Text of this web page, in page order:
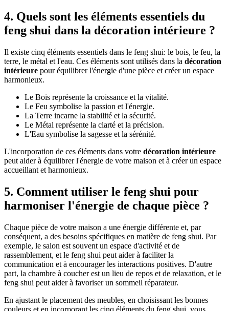
4. Quels sont les éléments essentiels du
feng shui dans la décoration intérieure ?
Il existe cinq éléments essentiels dans le feng shui: le bois, le feu, la
terre, le métal et l'eau. Ces éléments sont utilisés dans la décoration
intérieure pour équilibrer l'énergie d'une pièce et créer un espace
harmonieux.
Le Bois représente la croissance et la vitalité.
Le Feu symbolise la passion et l'énergie.
La Terre incarne la stabilité et la sécurité.
Le Métal représente la clarté et la précision.
L'Eau symbolise la sagesse et la sérénité.
L'incorporation de ces éléments dans votre décoration intérieure
peut aider à équilibrer l'énergie de votre maison et à créer un espace
accueillant et harmonieux.
5. Comment utiliser le feng shui pour
harmoniser l'énergie de chaque pièce ?
Chaque pièce de votre maison a une énergie différente et, par
conséquent, a des besoins spécifiques en matière de feng shui. Par
exemple, le salon est souvent un espace d'activité et de
rassemblement, et le feng shui peut aider à faciliter la
communication et à encourager les interactions positives. D'autre
part, la chambre à coucher est un lieu de repos et de relaxation, et le
feng shui peut aider à favoriser un sommeil réparateur.
En ajustant le placement des meubles, en choisissant les bonnes
couleurs et en incorporant les cinq éléments du feng shui, vous